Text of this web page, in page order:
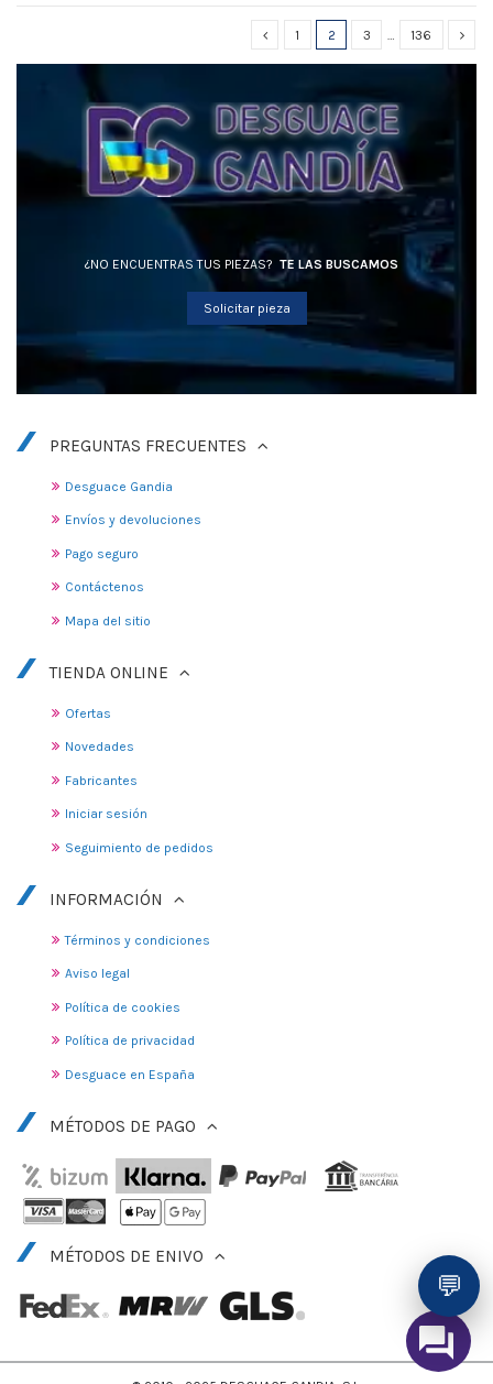
1 2 3 136
¿NO ENCUENTRAS TUS PIEZAS? TE LAS BUSCAMOS
Solicitar pieza
PREGUNTAS FRECUENTES
Desguace Gandia
Envíos y devoluciones
Pago seguro
Contáctenos
Mapa del sitio
TIENDA ONLINE
Ofertas
Novedades
Fabricantes
Iniciar sesión
Seguimiento de pedidos
INFORMACIÓN
Términos y condiciones
Aviso legal
Política de cookies
Política de privacidad
Desguace en España
MÉTODOS DE PAGO
MÉTODOS DE ENIVO
💬